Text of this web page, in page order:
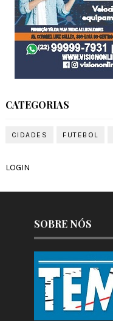
CATEGORIAS
CIDADES FUTEBOL
LOGIN
SOBRE NÓS